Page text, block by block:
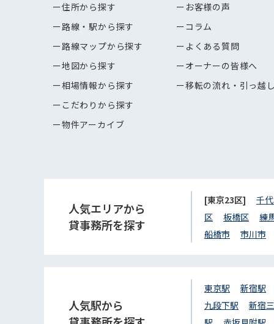
住所から探す
路線・駅から探す
路線マップから探す
地図から探す
相場情報から探す
こだわりから探す
物件アーカイブ
お客様の声
コラム
よくある質問
オーナーの皆様へ
移転の流れ・引っ越
人気エリアから
貸事務所を探す
[東京23区] 千
区
板橋区
練
船橋市
市川市
人気駅から
東京駅
新宿駅
九段下駅
新宿